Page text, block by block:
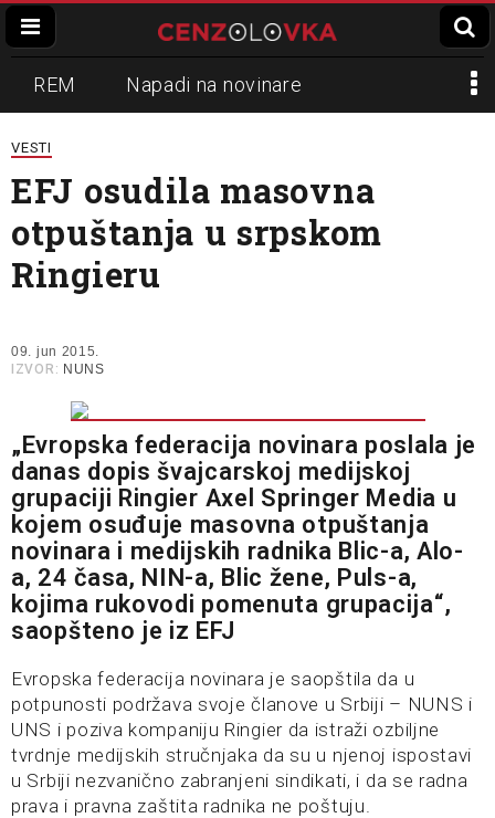
REM Napadi na novinare
Zvučni top
Propaganda Lokalni mediji
Informer Slavko Ćuruvija
VESTI
EFJ osudila masovna
otpuštanja u srpskom
Ringieru
09. jun 2015.
IZVOR: NUNS
„Evropska federacija novinara poslala je
danas dopis švajcarskoj medijskoj
grupaciji Ringier Axel Springer Media u
kojem osuđuje masovna otpuštanja
novinara i medijskih radnika Blic-a, Alo-
a, 24 časa, NIN-a, Blic žene, Puls-a,
kojima rukovodi pomenuta grupacija“,
saopšteno je iz EFJ
Evropska federacija novinara je saopštila da u
potpunosti podržava svoje članove u Srbiji – NUNS i
UNS i poziva kompaniju Ringier da istraži ozbiljne
tvrdnje medijskih stručnjaka da su u njenoj ispostavi
u Srbiji nezvanično zabranjeni sindikati, i da se radna
prava i pravna zaštita radnika ne poštuju.